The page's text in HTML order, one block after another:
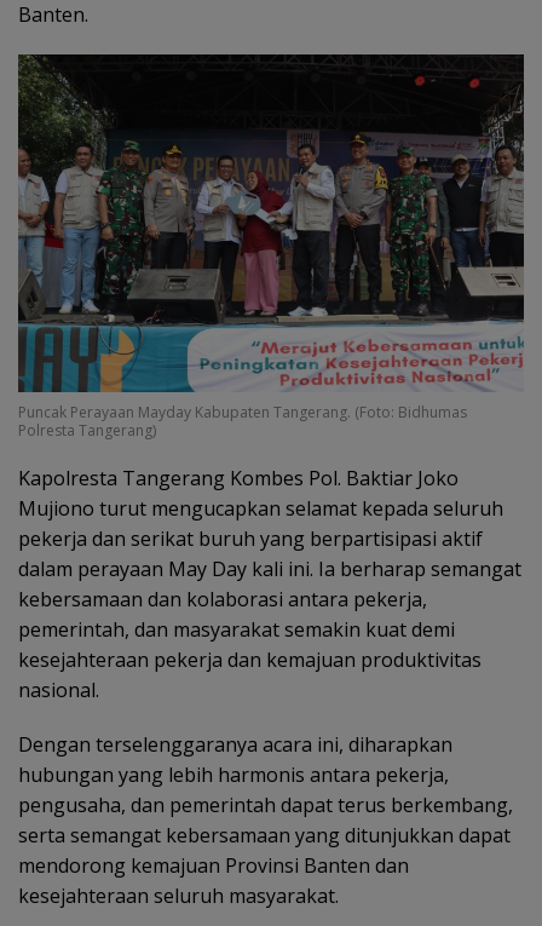
Banten.
Puncak Perayaan Mayday Kabupaten Tangerang. (Foto: Bidhumas
Polresta Tangerang)
Kapolresta Tangerang Kombes Pol. Baktiar Joko
Mujiono turut mengucapkan selamat kepada seluruh
pekerja dan serikat buruh yang berpartisipasi aktif
dalam perayaan May Day kali ini. Ia berharap semangat
kebersamaan dan kolaborasi antara pekerja,
pemerintah, dan masyarakat semakin kuat demi
kesejahteraan pekerja dan kemajuan produktivitas
nasional.
Dengan terselenggaranya acara ini, diharapkan
hubungan yang lebih harmonis antara pekerja,
pengusaha, dan pemerintah dapat terus berkembang,
serta semangat kebersamaan yang ditunjukkan dapat
mendorong kemajuan Provinsi Banten dan
kesejahteraan seluruh masyarakat.